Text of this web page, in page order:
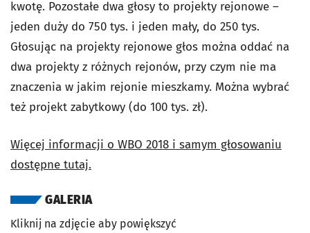
kwotę. Pozostałe dwa głosy to projekty rejonowe –
jeden duży do 750 tys. i jeden mały, do 250 tys.
Głosując na projekty rejonowe głos można oddać na
dwa projekty z różnych rejonów, przy czym nie ma
znaczenia w jakim rejonie mieszkamy. Można wybrać
też projekt zabytkowy (do 100 tys. zł).
Więcej informacji o WBO 2018 i samym głosowaniu
dostępne tutaj.
GALERIA
Kliknij na zdjęcie aby powiększyć